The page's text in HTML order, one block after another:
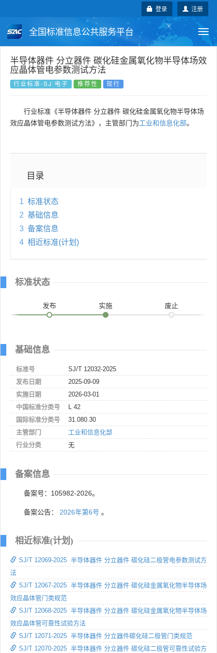
注册
登录
全国标准信息公共服务平台
国家标准 行业标准 地方标准
团体标准 企业标准
国外标准 技术委员会
半导体器件 分立器件 碳化硅金属氧化物半导体场效
应晶体管电参数测试方法
行业标准-SJ 电子 推荐性 现行
行业标准《半导体器件 分立器件 碳化硅金属氧化物半导体场
效应晶体管电参数测试方法》，主管部门为工业和信息化部。
目录
1 标准状态
2 基础信息
3 备案信息
4 相近标准(计划)
标准状态
发布 实施 废止
基础信息
标准号
SJ/T 12032-2025
发布日期
2025-09-09
实施日期
2026-03-01
中国标准分类号
L 42
国际标准分类号
31.080.30
主管部门
工业和信息化部
行业分类
无
备案信息
备案号：105982-2026。
备案公告： 2026年第6号 。
相近标准(计划)
SJ/T 12069-2025 半导体器件 分立器件 碳化硅二极管电参数测试方
法
SJ/T 12067-2025 半导体器件 分立器件 碳化硅金属氧化物半导体场
效应晶体管门类规范
SJ/T 12068-2025 半导体器件 分立器件 碳化硅金属氧化物半导体场
效应晶体管可靠性试验方法
SJ/T 12071-2025 半导体器件 分立器件碳化硅二极管门类规范
SJ/T 12070-2025 半导体器件 分立器件 碳化硅二极管可靠性试验方